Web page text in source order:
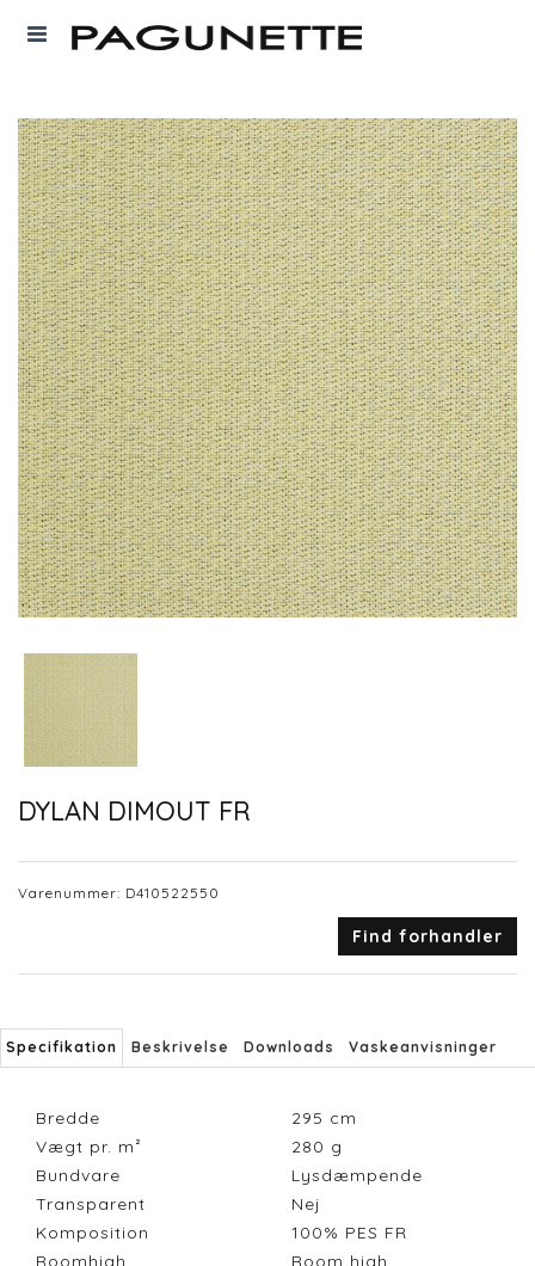
DYLAN DIMOUT FR
Varenummer: D410522550
Find forhandler
Specifikation Beskrivelse Downloads Vaskeanvisninger
Bredde 295 cm
Vægt pr. m²
280 g
Bundvare
Lysdæmpende
Transparent
Nej
Komposition
100% PES FR
Roomhigh
Room high